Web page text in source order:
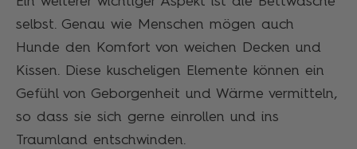
selbst. Genau wie Menschen mögen auch
Hunde den Komfort von weichen Decken und
Kissen. Diese kuscheligen Elemente können ein
Gefühl von Geborgenheit und Wärme vermitteln,
so dass sie sich gerne einrollen und ins
Traumland entschwinden.